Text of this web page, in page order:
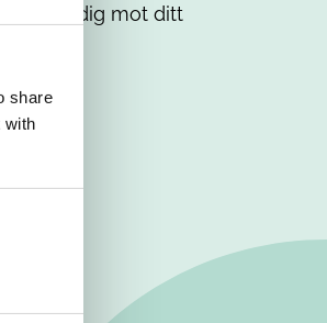
share
with
vi dig mot ditt